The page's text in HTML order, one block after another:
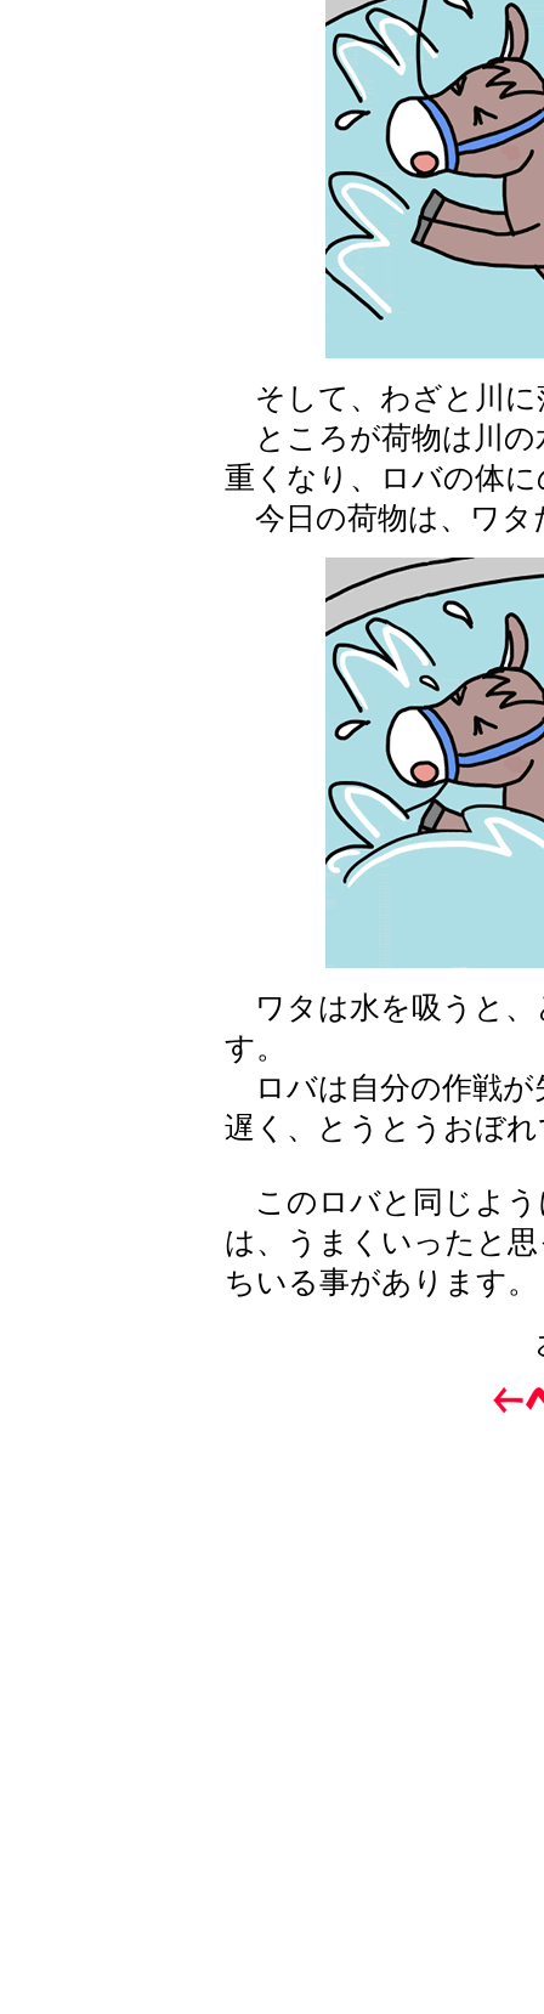
そして、わざと川に
ところが荷物は川の
重くなり、ロバの体
今日の荷物は、ワタ
ワタは水を吸うと、
す。
ロバは自分の作戦が
遅く、とうとうおぼ
このロバと同じよう
は、うまくいったと
ちいる事があります。